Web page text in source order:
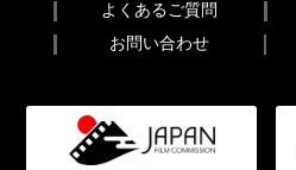
よくあるご質問
お問い合わせ